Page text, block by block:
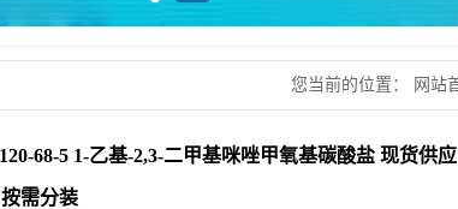
您当前的位置： 网站
基-2,3-二甲基咪唑甲
68-5 1-乙基-2,3-二甲基咪唑甲氧基碳酸盐 现货供
需分装